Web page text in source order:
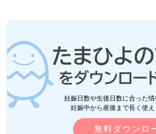
妊娠日数や生後日数に合った
妊娠中から産後まで長く使え
無料ダウンロ